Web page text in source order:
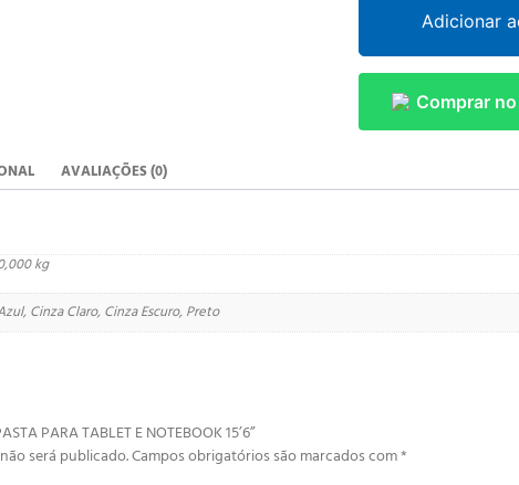
Adicionar
Comprar
AVALIAÇÕES (0)
kg
Cinza Claro, Cinza Escuro, Preto
PARA TABLET E NOTEBOOK 15’6”
será publicado.Campos obrigatórios são marcados com*